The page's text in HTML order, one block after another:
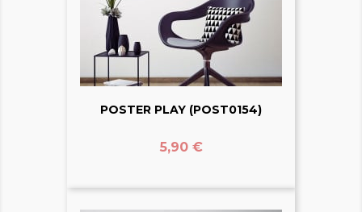
POSTER PLAY (POST0154)
Prix
5,90 €